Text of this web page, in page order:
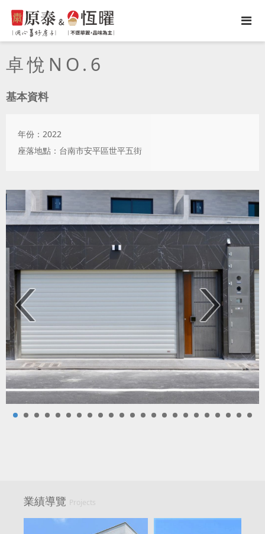
卓悅NO.6
基本資料
年份：2022
座落地點：台南市安平區世平五街
業績導覽 Projects